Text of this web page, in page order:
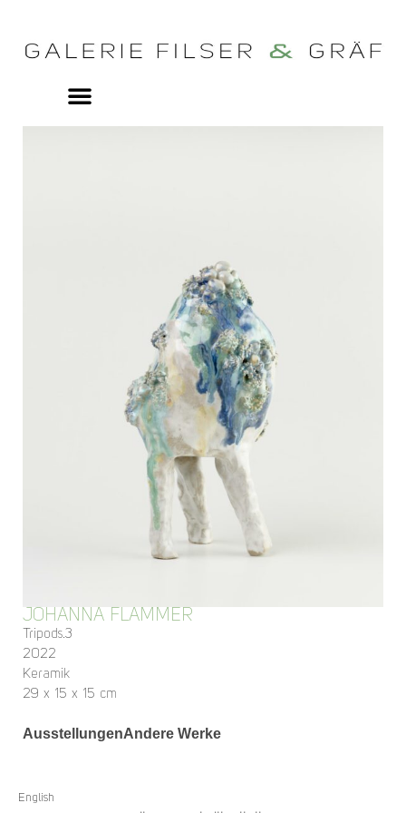
JOHANNA FLAMMER
Tripods.3
2022
Keramik
29 x 15 x 15 cm
AusstellungenAndere Werke
English